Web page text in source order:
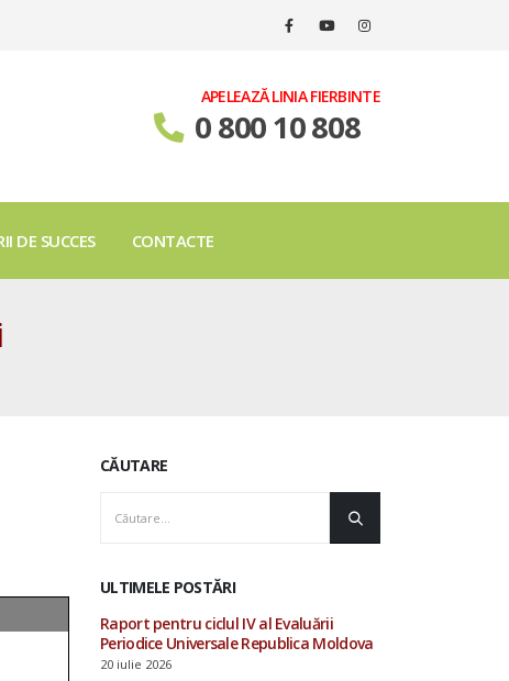
APELEAZĂ LINIA FIERBINTE
0 800 10 808
DE SUCCES CONTACTE
CĂUTARE
ULTIMELE POSTĂRI
AOPD contribuie la
consultările ONU privind
drepturile omului și procesul